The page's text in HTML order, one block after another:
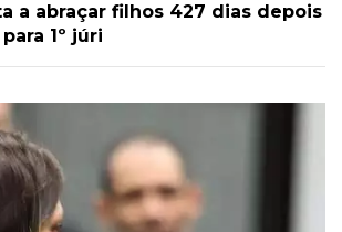
a abraçar filhos 427 dias depois
1º júri